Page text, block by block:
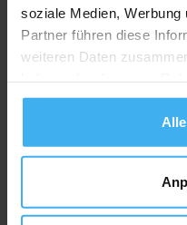
soziale Medien, Werbung
Partner führen diese
weiteren Daten
gesammelt haben.